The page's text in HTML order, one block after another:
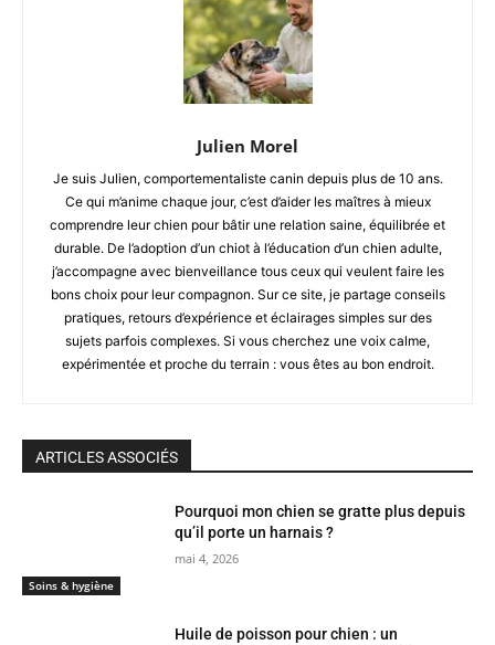
Julien Morel
Je suis Julien, comportementaliste canin depuis plus de 10 ans.
Ce qui m’anime chaque jour, c’est d’aider les maîtres à mieux
comprendre leur chien pour bâtir une relation saine, équilibrée et
durable. De l’adoption d’un chiot à l’éducation d’un chien adulte,
j’accompagne avec bienveillance tous ceux qui veulent faire les
bons choix pour leur compagnon. Sur ce site, je partage conseils
pratiques, retours d’expérience et éclairages simples sur des
sujets parfois complexes. Si vous cherchez une voix calme,
expérimentée et proche du terrain : vous êtes au bon endroit.
ARTICLES ASSOCIÉS
Soins & hygiène
Pourquoi mon chien se gratte plus depuis
qu’il porte un harnais ?
mai 4, 2026
Huile de poisson pour chien : un